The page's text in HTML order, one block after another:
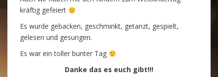
kräftig gefeiert
Es wurde gebacken, geschminkt, getanzt, gespielt,
gelesen und gesungen.
Es war ein toller bunter Tag
Danke das es euch gibt!!!